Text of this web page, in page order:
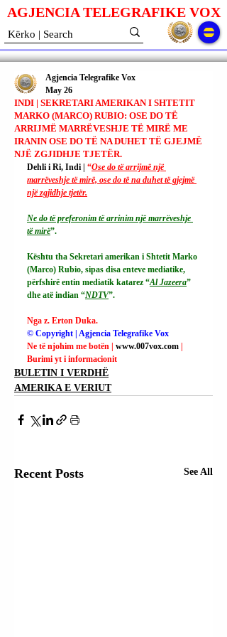
AGJENCIA TELEGRAFIKE VOX
INDI | SEKRETARI AMERIKAN I SHTETIT
MARKO (MARCO) RUBIO: OSE DO TË
ARRIJMË MARRËVESHJE TË MIRË ME
IRANIN OSE DO TË NA DUHET TË GJEJMË
NJË ZGJIDHJE TJETËR.
Agjencia Telegrafike Vox
May 26
Dehli i Ri, Indi | “Ose do të arrijmë një
marrëveshje të mirë, ose do të na duhet të gjejmë
një zgjidhje tjetër.
Ne do të preferonim të arrinim një marrëveshje
të mirë”.
Kështu tha Sekretari amerikan i Shtetit Marko
(Marco) Rubio, sipas disa enteve mediatike,
përfshirë entin mediatik katarez “Al Jazeera”
dhe atë indian “NDTV”.
Nga z. Erton Duka.
© Copyright | Agjencia Telegrafike Vox
Ne të njohim me botën | www.007vox.com
Burimi yt i informacionit
BULETIN I VERDHË
AMERIKA E VERIUT
Recent Posts See All